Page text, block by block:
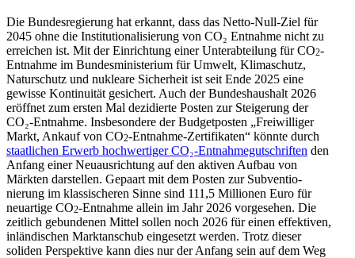
Die Bundes­re­gierung hat erkannt, dass das Netto-Null-Ziel für
2045 ohne die Insti­tu­tio­na­li­sierung von CO₂ Entnahme nicht zu
erreichen ist. Mit der Einrichtung einer Unter­ab­teilung für CO2-
Entnahme im Bundes­mi­nis­terium für Umwelt, Klima­schutz,
Natur­schutz und nukleare Sicherheit ist seit Ende 2025 eine
gewisse Konti­nuität gesichert. Auch der Bundes­haushalt 2026
eröffnet zum ersten Mal dezidierte Posten zur Steigerung der
CO₂-Entnahme. Insbe­sondere der Budget­posten „Freiwil­liger
Markt, Ankauf von CO2-Entnahme-Zerti­fi­katen“ könnte durch
staat­lichen Erwerb hochwer­tiger CO₂-Entnah­me­gut­schriften den
Anfang einer Neuaus­richtung auf den aktiven Aufbau von
Märkten darstellen. Gepaart mit dem Posten zur Subven­tio­
nierung im klassi­scheren Sinne sind 111,5 Millionen Euro für
neuartige CO2-Entnahme allein im Jahr 2026 vorge­sehen. Die
zeitlich gebun­denen Mittel sollen noch 2026 für einen effek­tiven,
inlän­di­schen Markt­an­schub einge­setzt werden. Trotz dieser
soliden Perspektive kann dies nur der Anfang sein auf dem Weg